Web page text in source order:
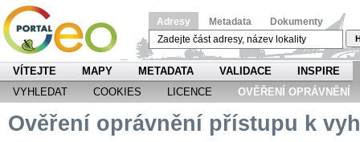
Adresy Metadata Dokumenty
VÍTEJTE MAPY METADATA VALIDACE
INSPIRE
VYHLEDAT
COOKIES LICENCE OVĚŘENÍ OPRÁVNĚNÍ
Ověření oprávnění přístupu k